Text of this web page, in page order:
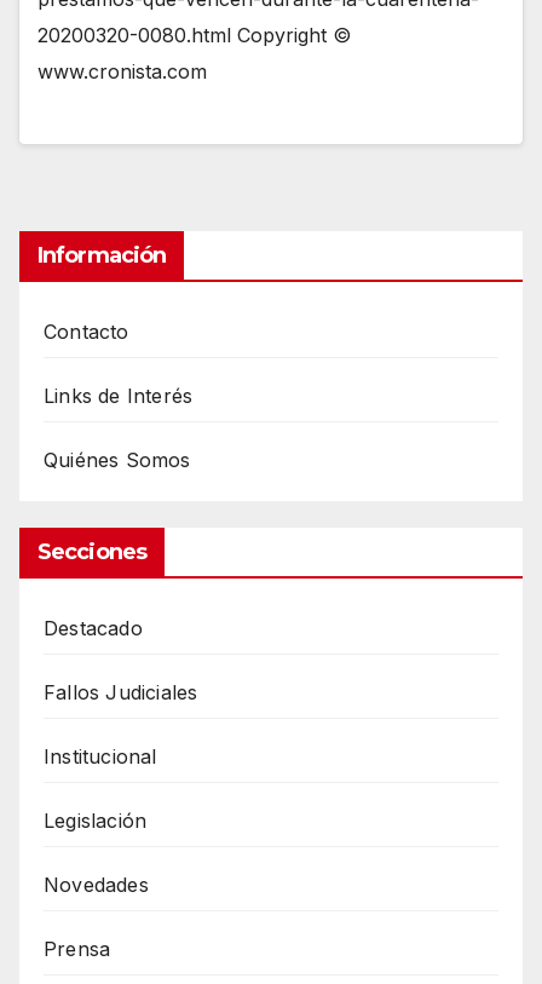
20200320-0080.html Copyright ©
www.cronista.com
Información
Contacto
Links de Interés
Quiénes Somos
Secciones
Destacado
Fallos Judiciales
Institucional
Legislación
Novedades
Prensa